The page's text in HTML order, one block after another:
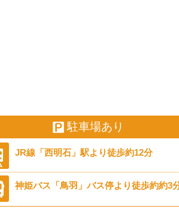
駐車場あり
JR線「西明石」駅より徒歩約12分
神姫バス「鳥羽」バス停より徒歩約約3